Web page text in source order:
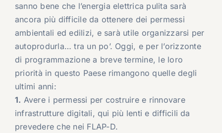
sanno bene che l’energia elettrica pulita sarà
ancora più difficile da ottenere dei permessi
ambientali ed edilizi, e sarà utile organizzarsi per
autoprodurla… tra un po’. Oggi, e per l’orizzonte
di programmazione a breve termine, le loro
priorità in questo Paese rimangono quelle degli
ultimi anni:
1. Avere i permessi per costruire e rinnovare
infrastrutture digitali, qui più lenti e difficili da
prevedere che nei FLAP-D.